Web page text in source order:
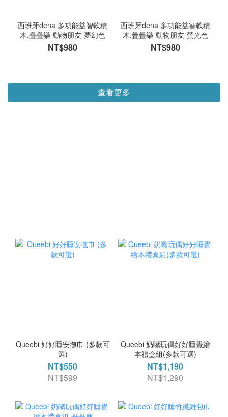
西班牙dena 多功能益智軟積
木.疊疊樂-動物朋友-夢幻色
NT$980
西班牙dena 多功能益智軟積
木.疊疊樂-動物朋友-螢光色
NT$980
查看更多
Queebi 好好睡安撫巾 (多款可
選)
NT$550
NT$599
Queebi 奶嘴玩偶好好睡覺繪
本禮盒組(多款可選)
NT$1,190
NT$1,290